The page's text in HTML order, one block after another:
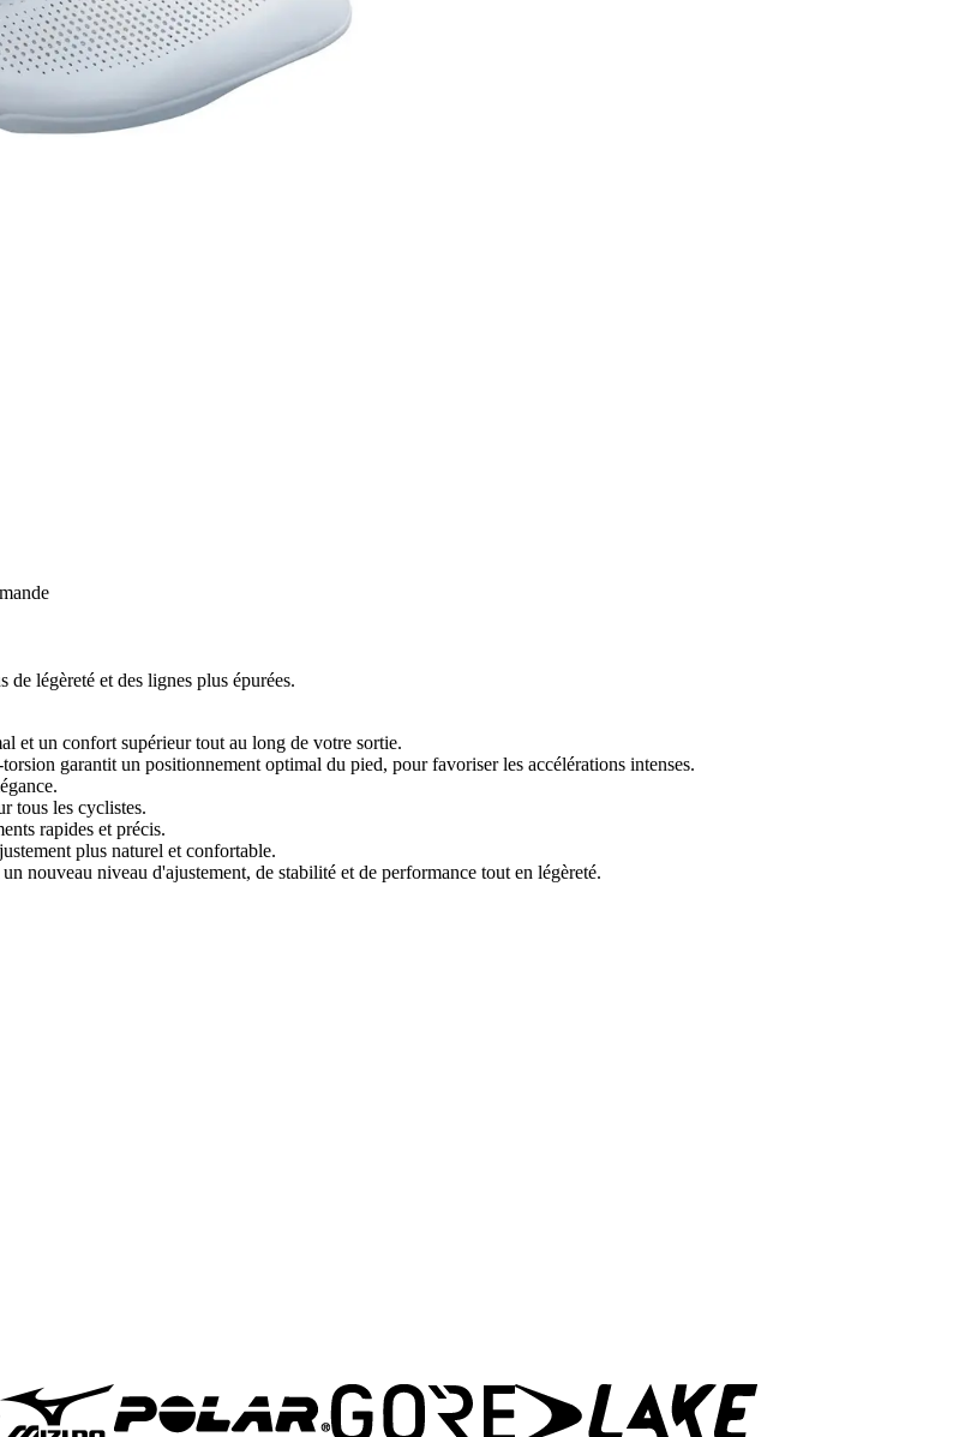
légèreté et des lignes plus épurées.
et un confort supérieur tout au long de votre sortie.
garantit un positionnement optimal du pied, pour favoriser les accélérations intenses.
tous les cyclistes.
rapides et précis.
plus naturel et confortable.
nouveau niveau d'ajustement, de stabilité et de performance tout en légèreté.